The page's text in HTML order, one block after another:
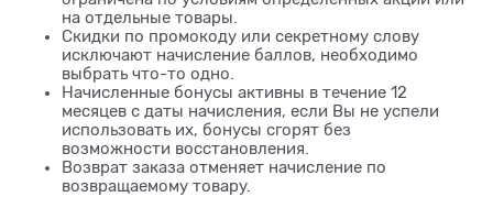
на отдельные товары.
Скидки по промокоду или секретному слову
исключают начисление баллов, необходимо
выбрать что-то одно.
Начисленные бонусы активны в течение 12
месяцев с даты начисления, если Вы не успели
использовать их, бонусы сгорят без
возможности восстановления.
Возврат заказа отменяет начисление по
возвращаемому товару.